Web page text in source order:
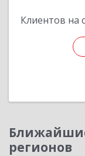
Клиентов на
регионов